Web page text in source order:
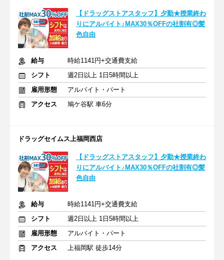
【ドラッグストアスタッフ】夕勤★授業終わ
りにアルバイト♪MAX30％OFFの社割有◎髪
色自由
給与
時給1141円+交通費支給
シフト
週2日以上 1日5時間以上
雇用形態
アルバイト・パート
アクセス
鳩ケ谷駅 車6分
ドラッグセイムス上福岡西店
【ドラッグストアスタッフ】夕勤★授業終わ
りにアルバイト♪MAX30％OFFの社割有◎髪
色自由
給与
時給1141円+交通費支給
シフト
週2日以上 1日5時間以上
雇用形態
アルバイト・パート
アクセス
上福岡駅 徒歩14分